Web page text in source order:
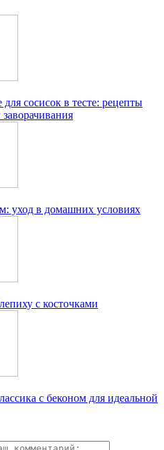
сосисок в тесте: рецепты
уход в домашних условиях
с косточками
с беконом для идеальной